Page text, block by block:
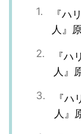
『ハ
人』
『ハ
人』
『
人』